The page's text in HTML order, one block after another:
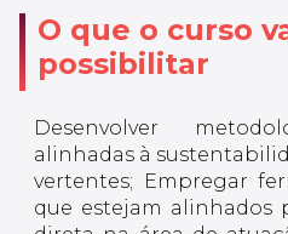
O que o curso
possibilitar
Desenvolver
alinhadas à
vertentes; Empregar
que estejam alinhados